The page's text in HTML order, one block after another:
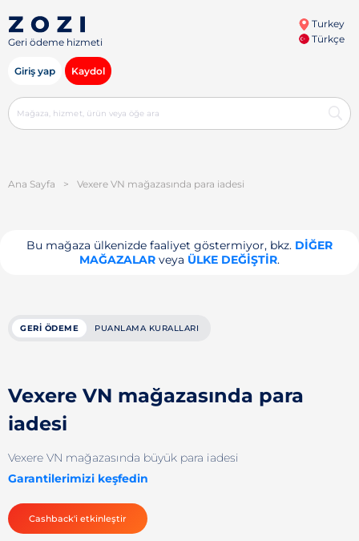
Geri ödeme hizmeti
Turkey
Türkçe
Giriş yap Kaydol
Ana Sayfa > Vexere VN mağazasında para iadesi
Bu mağaza ülkenizde faaliyet göstermiyor, bkz. DIĞER
MAĞAZALARveya ÜLKE DEĞIŞTIR.
GERI ÖDEME PUANLAMA KURALLARI
Vexere VN mağazasında para
iadesi
Vexere VN mağazasında büyük para iadesi
Garantilerimizi keşfedin
Cashback'i etkinleştir